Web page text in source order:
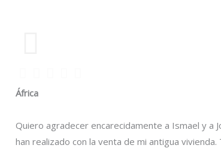
África
Quiero agradecer encarecidamente a Ismael y a
han realizado con la venta de mi antigua